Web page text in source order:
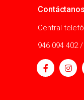
Contáctanos
Central
946 094 402